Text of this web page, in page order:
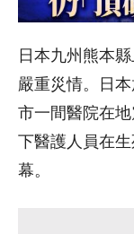
日本九州熊本
嚴重災情。日
市一間醫院在
下醫護人員在
幕。